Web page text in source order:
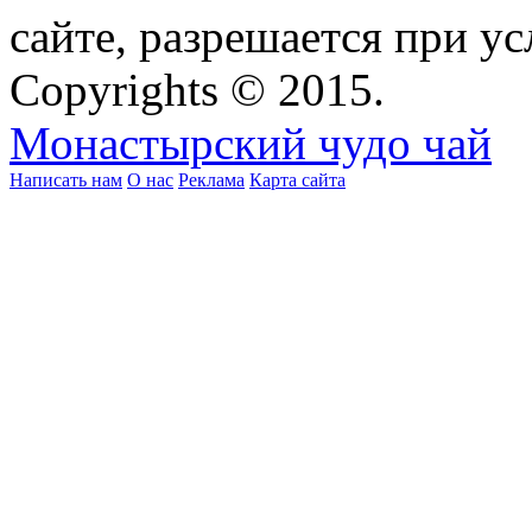
сайте, разрешается при
Copyrights © 2015.
Монастырский чудо чай
Написать нам О нас Реклама Карта сайта